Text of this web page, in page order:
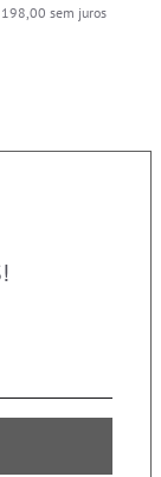
sem juros